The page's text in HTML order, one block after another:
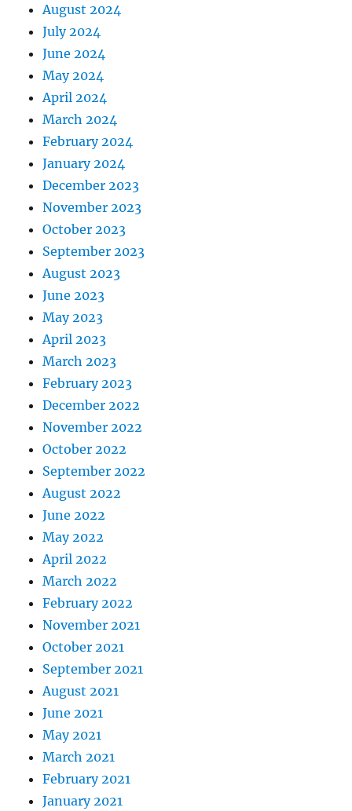
August 2024
July 2024
June 2024
May 2024
April 2024
March 2024
February 2024
January 2024
December 2023
November 2023
October 2023
September 2023
August 2023
June 2023
May 2023
April 2023
March 2023
February 2023
December 2022
November 2022
October 2022
September 2022
August 2022
June 2022
May 2022
April 2022
March 2022
February 2022
November 2021
October 2021
September 2021
August 2021
June 2021
May 2021
March 2021
February 2021
January 2021